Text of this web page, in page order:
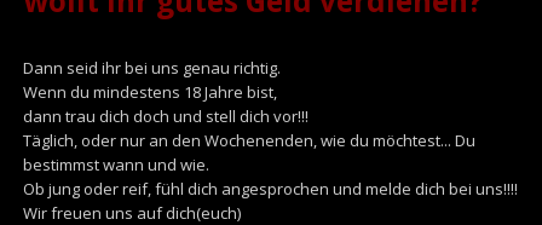
Dann seid ihr bei uns genau richtig.
Wenn du mindestens 18 Jahre bist,
dann trau dich doch und stell dich vor!!!
Täglich, oder nur an den Wochenenden, wie du möchtest... Du
bestimmst wann und wie.
Ob jung oder reif, fühl dich angesprochen und melde dich bei uns!!!!
Wir freuen uns auf dich(euch)